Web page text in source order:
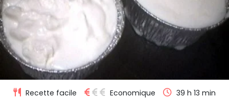
Recette facile Economique
39 h 13 min